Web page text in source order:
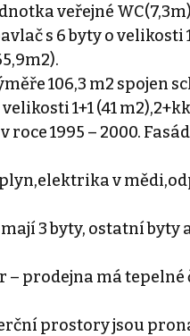
veřejné
s 6 byty o velikosti
106,3 m2 spojen
1+1 (41
roce 1995 – 2000.
v
3 byty, ostatní
– prodejna má tepelné
prostory jsou